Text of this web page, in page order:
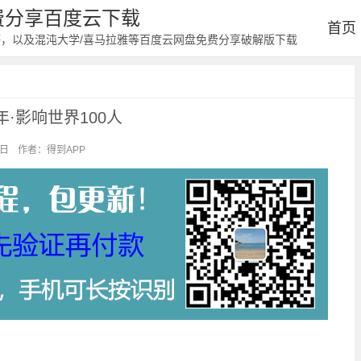
享百度云下载
以及混沌大学/喜马拉雅等百度云网盘免费分享破解版下载
首页
·影响世界100人
作者：得到APP